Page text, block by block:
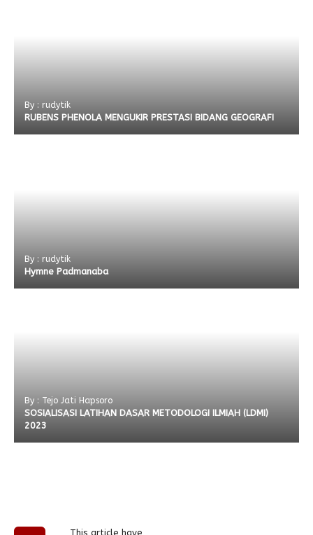
By : rudytik
RUBENS PHENOLA MENGUKIR PRESTASI BIDANG GEOGRAFI
By : rudytik
Hymne Padmanaba
By : Tejo Jati Hapsoro
SOSIALISASI LATIHAN DASAR METODOLOGI ILMIAH (LDMI)
2023
This article have